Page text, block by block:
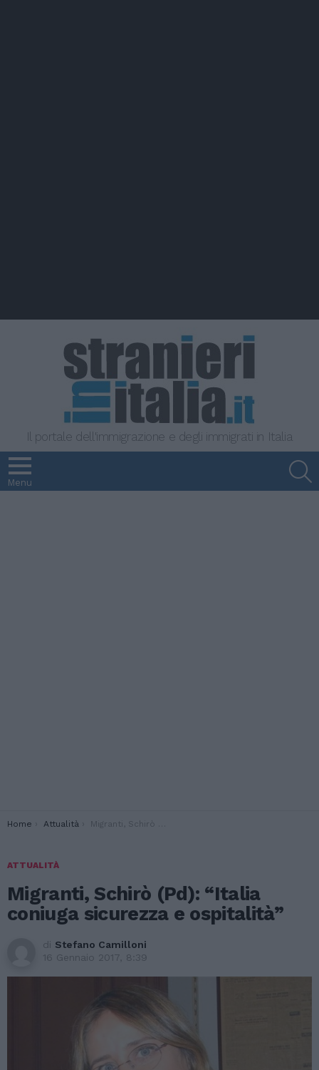
Il portale dell'immigrazione e degli immigrati in Italia
Menu
You are here:
Home Attualità Migranti, Schirò (Pd): “Italia coniuga sicurezza e ospitalità”
ATTUALITÀ
Migranti, Schirò (Pd): “Italia
coniuga sicurezza e ospitalità”
di Stefano Camilloni
16 Gennaio 2017, 8:39